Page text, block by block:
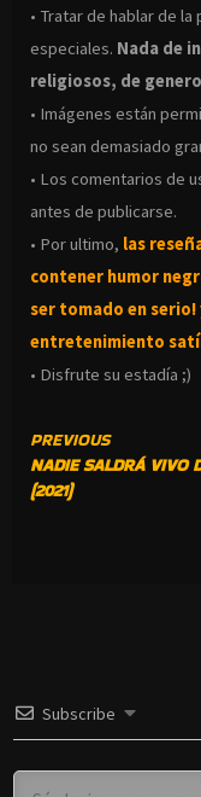
• Tratar de hablar de
especiales. Nada de
religiosos, de
• Imágenes están
no sean demasiado
• Los comentarios de
antes de publicarse.
• Por ultimo, las
contener humor
ser tomado en
entretenimiento
• Disfrute su estadía ;)
CONTINUE
READING
PREVIOUS
NADIE SALDRÁ VIVO
(2021)
Subscribe